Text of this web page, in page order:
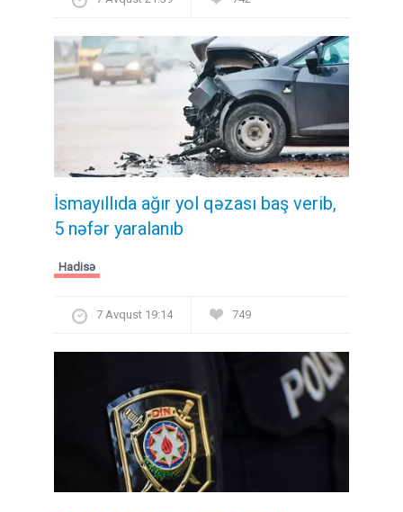
İsmayıllıda ağır yol qəzası baş verib,
5 nəfər yaralanıb
Hadisə
7 Avqust 19:14 749